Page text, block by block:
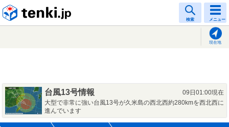
検索 メニュー
現在地
台風13号情報
09日01:00現在
大型で非常に強い台風13号が久米島の西北西約280kmを西北西に
進んでいます